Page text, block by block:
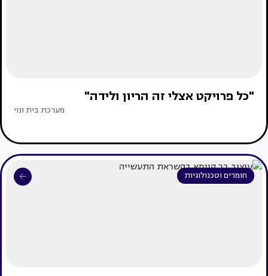
"כל פרויקט אצלי זה הריון ולידה"
מערכת בית ונוי
חומרים וטכנולוגיות